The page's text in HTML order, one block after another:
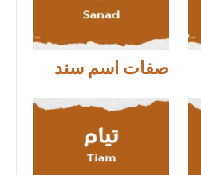
صفات اسم سند